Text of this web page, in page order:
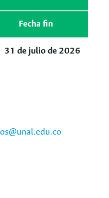
Fecha fin
31 de julio de 2026